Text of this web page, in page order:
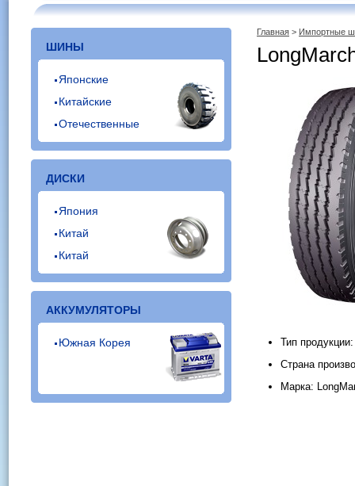
ШИНЫ
Японские
Китайские
Отечественные
ДИСКИ
Япония
Китай
Китай
АККУМУЛЯТОРЫ
Южная Корея
Главная > Импортные
Тип
Страна
Марка: